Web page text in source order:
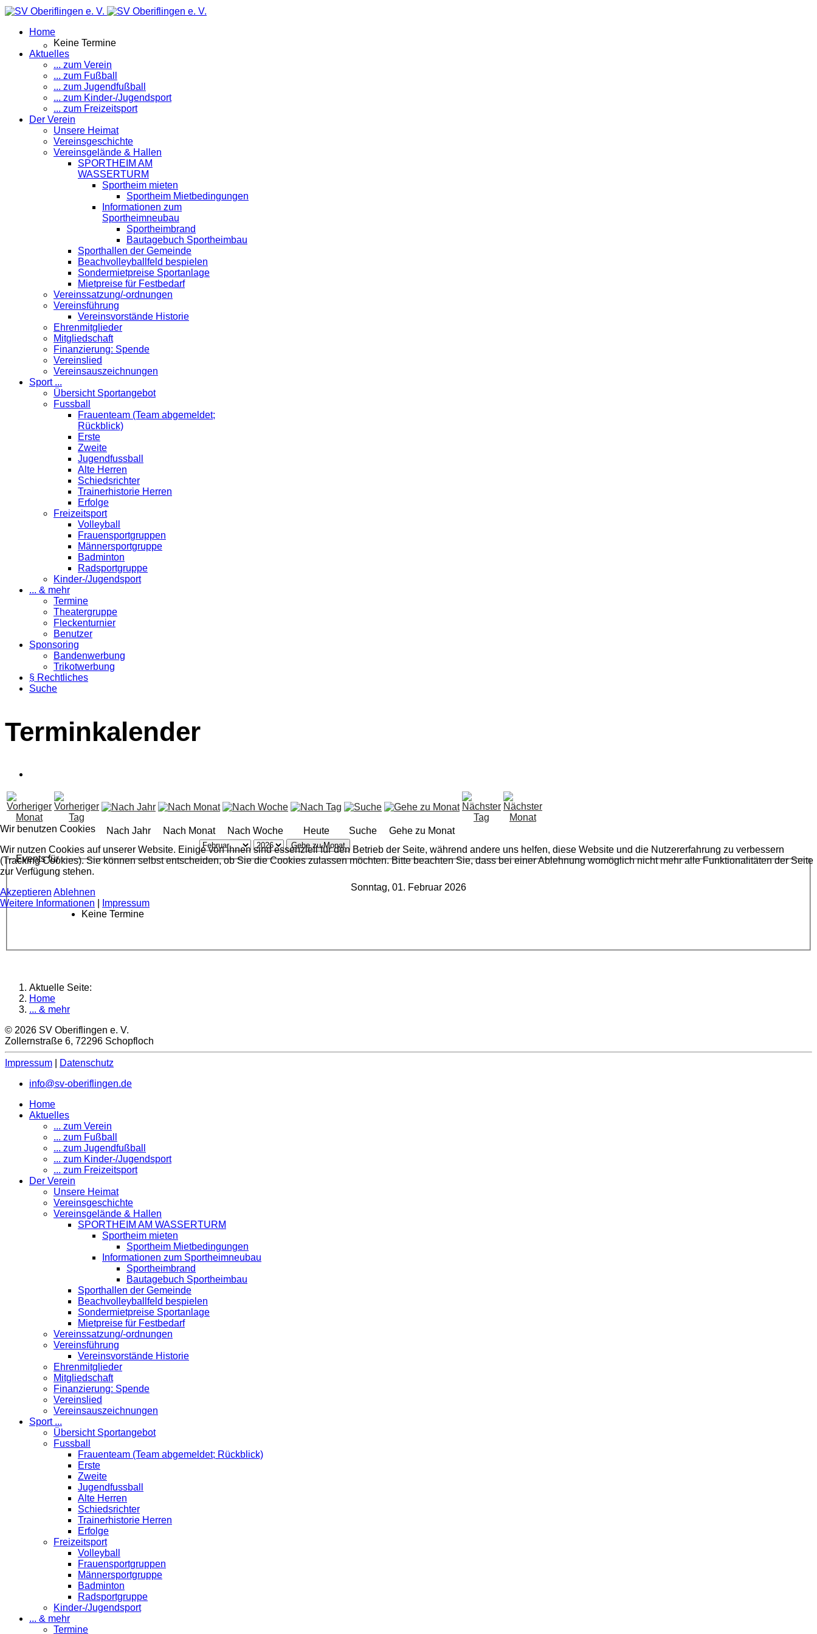
Home
Keine Termine
Aktuelles
... zum Verein
... zum Fußball
... zum Jugendfußball
... zum Kinder-/Jugendsport
... zum Freizeitsport
Der Verein
Unsere Heimat
Vereinsgeschichte
Vereinsgelände & Hallen
SPORTHEIM AM
WASSERTURM
Sportheim mieten
Sportheim Mietbedingungen
Informationen zum
Sportheimneubau
Sportheimbrand
Bautagebuch Sportheimbau
Sporthallen der Gemeinde
Beachvolleyballfeld bespielen
Sondermietpreise Sportanlage
Mietpreise für Festbedarf
Vereinssatzung/-ordnungen
Vereinsführung
Vereinsvorstände Historie
Ehrenmitglieder
Mitgliedschaft
Finanzierung: Spende
Vereinslied
Vereinsauszeichnungen
Sport ...
Übersicht Sportangebot
Fussball
Frauenteam (Team abgemeldet;
Rückblick)
Erste
Zweite
Jugendfussball
Alte Herren
Schiedsrichter
Trainerhistorie Herren
Erfolge
Freizeitsport
Volleyball
Frauensportgruppen
Männersportgruppe
Badminton
Radsportgruppe
Kinder-/Jugendsport
... & mehr
Termine
Theatergruppe
Fleckenturnier
Benutzer
Sponsoring
Bandenwerbung
Trikotwerbung
§ Rechtliches
Suche
Terminkalender
Nach Jahr Nach Monat Nach Woche Heute Suche Gehe zu Monat
Gehe zu Monat
Events für
Sonntag, 01. Februar 2026
Keine Termine
Aktuelle Seite:
Home
... & mehr
© 2026 SV Oberiflingen e. V.
Zollernstraße 6, 72296 Schopfloch
Impressum
Datenschutz
info@sv-oberiflingen.de
Home
Aktuelles
... zum Verein
... zum Fußball
... zum Jugendfußball
... zum Kinder-/Jugendsport
... zum Freizeitsport
Der Verein
Unsere Heimat
Vereinsgeschichte
Vereinsgelände & Hallen
SPORTHEIM AM WASSERTURM
Sportheim mieten
Sportheim Mietbedingungen
Informationen zum Sportheimneubau
Sportheimbrand
Bautagebuch Sportheimbau
Sporthallen der Gemeinde
Beachvolleyballfeld bespielen
Sondermietpreise Sportanlage
Mietpreise für Festbedarf
Vereinssatzung/-ordnungen
Vereinsführung
Vereinsvorstände Historie
Ehrenmitglieder
Mitgliedschaft
Finanzierung: Spende
Vereinslied
Vereinsauszeichnungen
Sport ...
Übersicht Sportangebot
Fussball
Frauenteam (Team abgemeldet; Rückblick)
Erste
Zweite
Jugendfussball
Alte Herren
Schiedsrichter
Trainerhistorie Herren
Erfolge
Freizeitsport
Volleyball
Frauensportgruppen
Männersportgruppe
Badminton
Radsportgruppe
Kinder-/Jugendsport
... & mehr
Termine
Wir benutzen Cookies
Wir nutzen Cookies auf unserer Website. Einige von ihnen sind essenziell für den Betrieb der Seite, während andere uns helfen, diese Website und die Nutzererfahrung zu verbessern
(Tracking Cookies). Sie können selbst entscheiden, ob Sie die Cookies zulassen möchten. Bitte beachten Sie, dass bei einer Ablehnung womöglich nicht mehr alle Funktionalitäten der Seite
zur Verfügung stehen.
Akzeptieren Ablehnen
Weitere Informationen
Impressum